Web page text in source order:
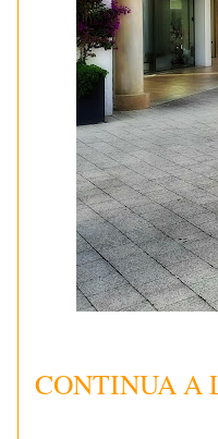
CONTINUA A